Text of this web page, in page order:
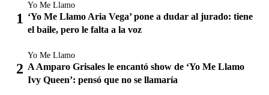
Yo Me Llamo
‘Yo Me Llamo Aria Vega’ pone a dudar al jurado: tiene
el baile, pero le falta a la voz
Yo Me Llamo
A Amparo Grisales le encantó show de ‘Yo Me Llamo
Ivy Queen’: pensó que no se llamaría